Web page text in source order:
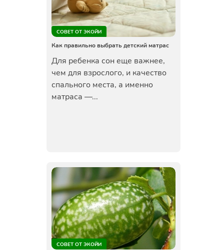
СОВЕТ ОТ ЭКОЙИ
Как правильно выбрать детский матрас
Для ребенка сон еще важнее,
чем для взрослого, и качество
спального места, а именно
матраса —...
СОВЕТ ОТ ЭКОЙИ